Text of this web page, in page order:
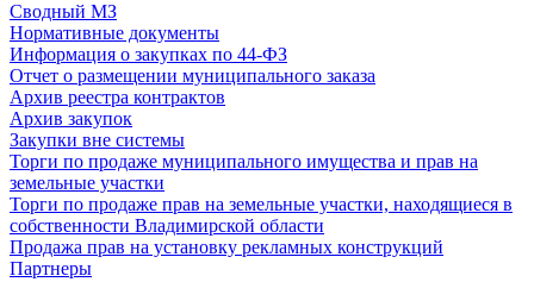
Сводный МЗ
Нормативные документы
Информация о закупках по 44-ФЗ
Отчет о размещении муниципального заказа
Архив реестра контрактов
Архив закупок
Закупки вне системы
Торги по продаже муниципального имущества и прав на
земельные участки
Торги по продаже прав на земельные участки, находящиеся в
собственности Владимирской области
Продажа прав на установку рекламных конструкций
Партнеры